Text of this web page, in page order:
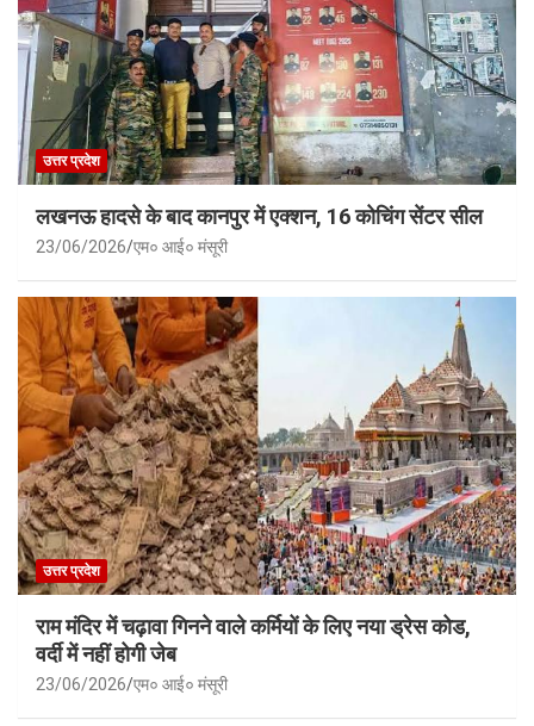
उत्तर प्रदेश
लखनऊ हादसे के बाद कानपुर में एक्शन, 16 कोचिंग सेंटर सील
23/06/2026 एम० आई० मंसूरी
उत्तर प्रदेश
राम मंदिर में चढ़ावा गिनने वाले कर्मियों के लिए नया ड्रेस कोड,
वर्दी में नहीं होगी जेब
23/06/2026 एम० आई० मंसूरी